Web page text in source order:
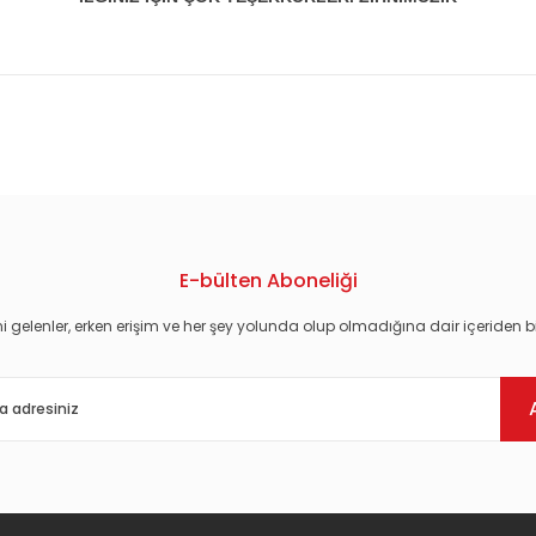
E-bülten Aboneliği
gelenler, erken erişim ve her şey yolunda olup olmadığına dair içeriden